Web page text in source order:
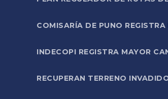
COMISARÍA DE PUNO
INDECOPI REGISTRA MAYOR
RECUPERAN TERRENO